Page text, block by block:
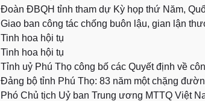
Đoàn ĐBQH tỉnh tham dự Kỳ họp thứ Năm,
Giao ban công tác chống buôn lậu, gian lận
Tinh hoa hội tụ
Tinh hoa hội tụ
Tỉnh uỷ Phú Thọ công bố các Quyết định về
Đảng bộ tỉnh Phú Thọ: 83 năm một chặng
Phó Chủ tịch Uỷ ban Trung ương MTTQ Việt